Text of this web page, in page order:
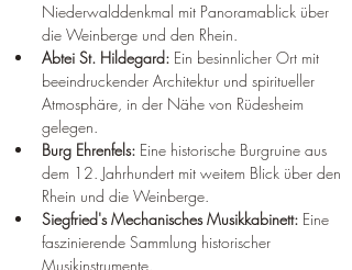
Niederwalddenkmal mit Panoramablick über
die Weinberge und den Rhein.
Abtei St. Hildegard: Ein besinnlicher Ort mit
beeindruckender Architektur und spiritueller
Atmosphäre, in der Nähe von Rüdesheim
gelegen.
Burg Ehrenfels: Eine historische Burgruine aus
dem 12. Jahrhundert mit weitem Blick über den
Rhein und die Weinberge.
Siegfried's Mechanisches Musikkabinett: Eine
faszinierende Sammlung historischer
Musikinstrumente.